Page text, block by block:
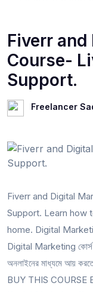
Fiverr
Course-
Support.
Freelancer
Fiverr and Digital
Support. Learn how
home. Digital
Digital Marketing কোর্স
অনলাইনের মাধ্যমে আয়
BUY THIS COURSE